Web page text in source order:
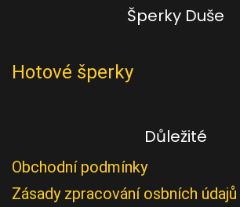
Šperky Duše
Hotové šperky
Důležité
Obchodní podmínky
Zásady zpracování osbních údajů